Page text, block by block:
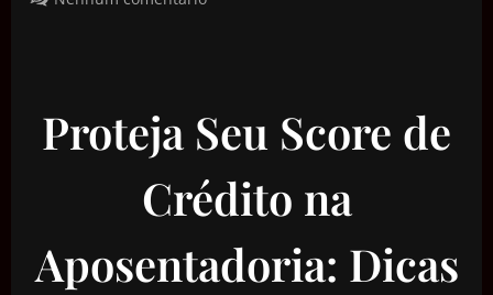
Proteja Seu Score de
Crédito na
Aposentadoria: Dicas